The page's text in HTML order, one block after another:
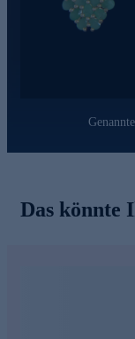
Das könnte